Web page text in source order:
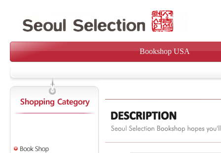
Bookshop USA